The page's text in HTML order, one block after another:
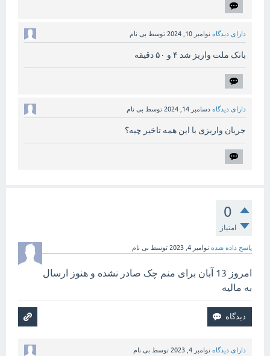
دارای دیدگاه نوامبر 10, 2024 توسط بی نام
بانک ملت واریز شد ۴ و ۵۰ دقیقه
دارای دیدگاه دسامبر 14, 2024 توسط بی نام
جریان واریزی با این همه تاخیر چیه؟
0
امتیاز
پاسخ داده شده نوامبر 4, 2023 توسط بی نام
امروز 13 آبان برای منم چک صادر نشده و هنوز ارسال
به مالیه
دارای دیدگاه نوامبر 4, 2023 توسط بی نام